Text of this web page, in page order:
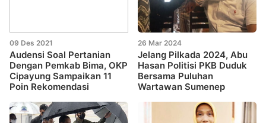
09 Des 2021
Audensi Soal Pertanian
Dengan Pemkab Bima, OKP
Cipayung Sampaikan 11
Poin Rekomendasi
26 Mar 2024
Jelang Pilkada 2024, Abu
Hasan Politisi PKB Duduk
Bersama Puluhan
Wartawan Sumenep